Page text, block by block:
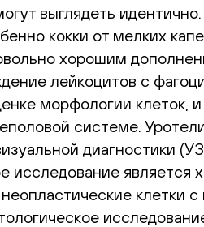
выглядеть
кокки от мелких
хорошим
лейкоцитов с
морфологии клеток,
системе.
диагностики
исследование является
клетки